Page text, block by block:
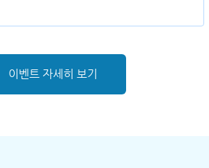
이벤트 자세히 보기